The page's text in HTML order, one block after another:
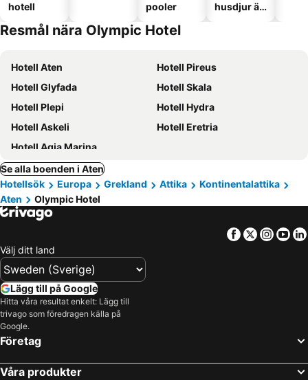
hotell
pooler
husdjur är
Resmål nära Olympic Hotel
Hotell Aten
Hotell Pireus
Hotell Glyfada
Hotell Skala
Hotell Plepi
Hotell Hydra
Hotell Askeli
Hotell Eretria
Hotell Agia Marina
Se alla boenden i Aten
Hotellsök
Europa Grekland Attika
Kontinentalattika
Aten
Olympic Hotel
Facebook
Twitter
Välj ditt land
Lägg till på Google
Hitta våra resultat enkelt: Lägg till
trivago som föredragen källa på
Google.
Företag
Våra produkter